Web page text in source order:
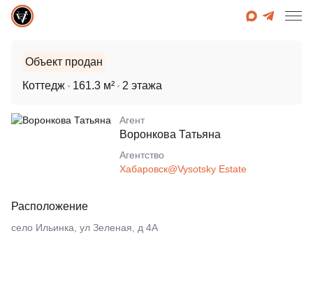
Объект продан
Коттедж
161.3 м² 2 этажа
Агент
Воронкова Татьяна
Агентcтво
Хабаровск@Vysotsky Estate
Расположение
село Ильинка, ул Зеленая, д 4А